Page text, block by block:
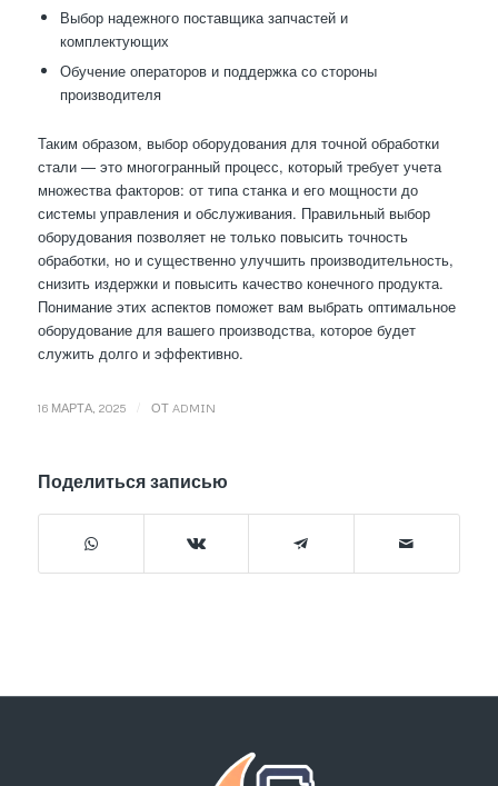
Выбор надежного поставщика запчастей и
комплектующих
Обучение операторов и поддержка со стороны
производителя
Таким образом, выбор оборудования для точной обработки
стали — это многогранный процесс, который требует учета
множества факторов: от типа станка и его мощности до
системы управления и обслуживания. Правильный выбор
оборудования позволяет не только повысить точность
обработки, но и существенно улучшить производительность,
снизить издержки и повысить качество конечного продукта.
Понимание этих аспектов поможет вам выбрать оптимальное
оборудование для вашего производства, которое будет
служить долго и эффективно.
16 МАРТА, 2025 ОТ ADMIN
Поделиться записью